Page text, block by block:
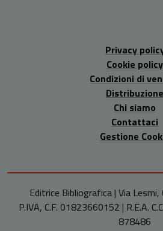
Privacy
Cookie policy
Condizioni di
Distribuzione
Chi siamo
Contattaci
Gestione
Editrice Bibliografica | Via
P.IVA, C.F. 01823660152 | R.E.A.
878486